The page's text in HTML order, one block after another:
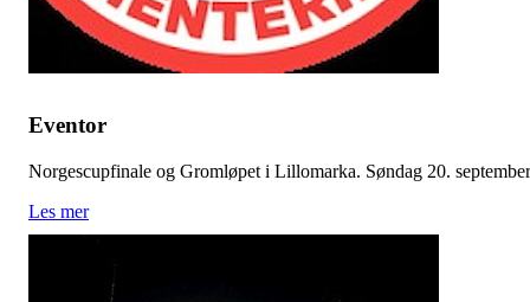
Eventor
Norgescupfinale og Gromløpet i Lillomarka. Søndag 20. september
Les mer